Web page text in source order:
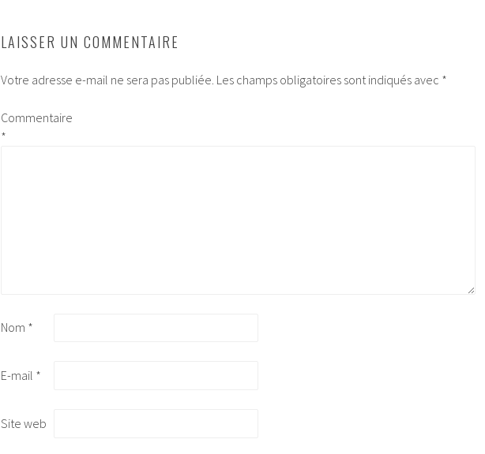
LAISSER UN COMMENTAIRE
Votre adresse e-mail ne sera pas publiée. Les champs obligatoires sont indiqués avec *
Commentaire
*
Nom *
E-mail *
Site web